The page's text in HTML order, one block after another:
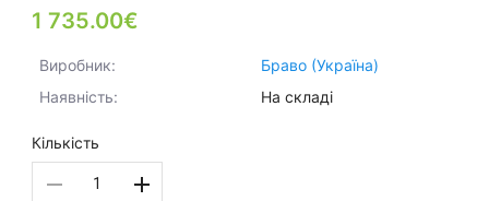
1 735.00€
Виробник:
Браво (Україна)
Наявність:
На складі
Кількість